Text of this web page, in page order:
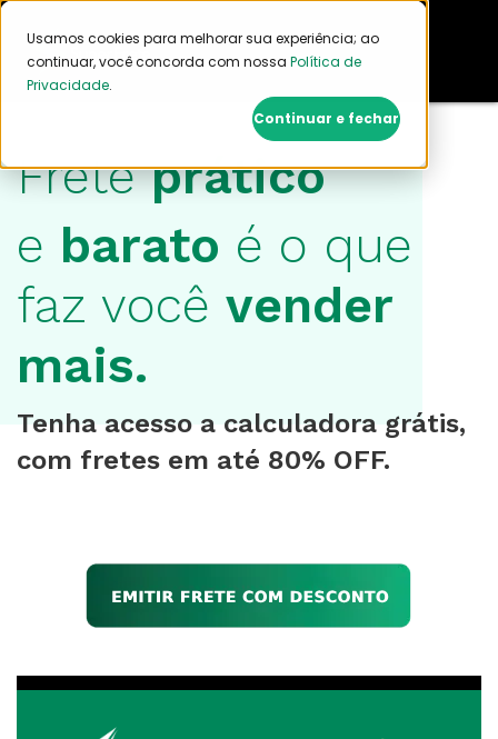
Usamos cookies para melhorar sua experiência; ao
continuar, você concorda com nossa Política de
Privacidade.
Continuar e fechar
Freteprático
e barato é o que
faz você vender
mais.
Tenha acesso a calculadora grátis,
com fretes em até 80% OFF.